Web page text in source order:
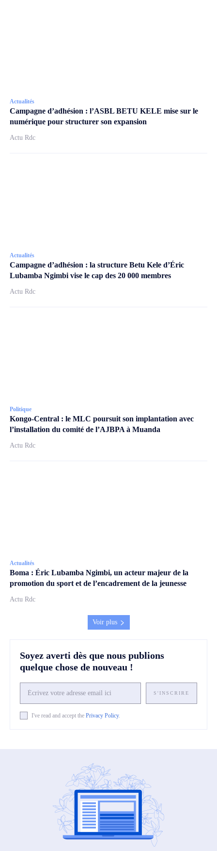
Actualités
Campagne d’adhésion : l’ASBL BETU KELE mise sur le
numérique pour structurer son expansion
Actu Rdc
Actualités
Campagne d’adhésion : la structure Betu Kele d’Éric
Lubamba Ngimbi vise le cap des 20 000 membres
Actu Rdc
Politique
Kongo-Central : le MLC poursuit son implantation avec
l’installation du comité de l’AJBPA à Muanda
Actu Rdc
Actualités
Boma : Éric Lubamba Ngimbi, un acteur majeur de la
promotion du sport et de l’encadrement de la jeunesse
Actu Rdc
Voir plus
Soyez averti dès que nous publions
quelque chose de nouveau !
S'INSCRIRE
I've read and accept the Privacy Policy.